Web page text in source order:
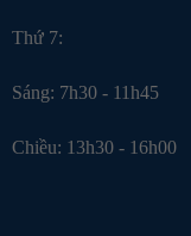
Thứ 7:
Sáng: 7h30 - 11h45
Chiều: 13h30 - 16h00